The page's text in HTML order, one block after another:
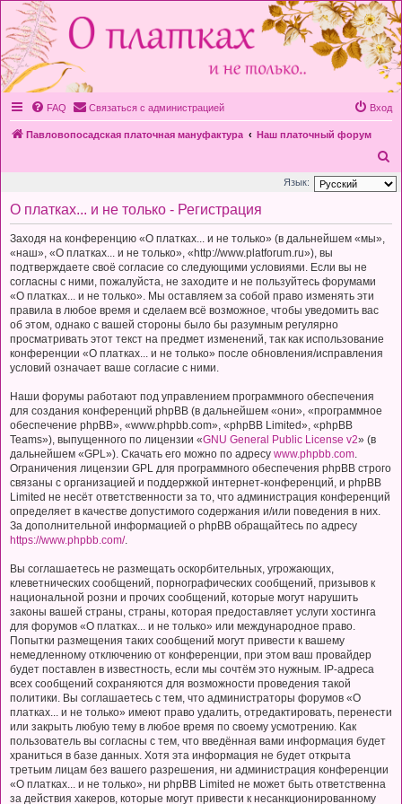
FAQ Связаться с администрацией Вход
Павловопосадская платочная мануфактура
Наш платочный форум
о
Язык:
О платках... и не только - Регистрация
Заходя на конференцию «О платках... и не только» (в дальнейшем «мы»,
«наш», «О платках... и не только», «http://www.platforum.ru»), вы
подтверждаете своё согласие со следующими условиями. Если вы не
согласны с ними, пожалуйста, не заходите и не пользуйтесь форумами
«О платках... и не только». Мы оставляем за собой право изменять эти
правила в любое время и сделаем всё возможное, чтобы уведомить вас
об этом, однако с вашей стороны было бы разумным регулярно
просматривать этот текст на предмет изменений, так как использование
конференции «О платках... и не только» после обновления/исправления
условий означает ваше согласие с ними.
Наши форумы работают под управлением программного обеспечения
для создания конференций phpBB (в дальнейшем «они», «программное
обеспечение phpBB», «www.phpbb.com», «phpBB Limited», «phpBB
Teams»), выпущенного по лицензии «GNU General Public License v2» (в
дальнейшем «GPL»). Скачать его можно по адресу www.phpbb.com
Ограничения лицензии GPL для программного обеспечения phpBB строго
связаны с организацией и поддержкой интернет-конференций, и phpBB
Limited не несёт ответственности за то, что администрация конференций
определяет в качестве допустимого содержания и/или поведения в них.
За дополнительной информацией о phpBB обращайтесь по адресу
https://www.phpbb.com/.
Вы соглашаетесь не размещать оскорбительных, угрожающих,
клеветнических сообщений, порнографических сообщений, призывов к
национальной розни и прочих сообщений, которые могут нарушить
законы вашей страны, страны, которая предоставляет услуги хостинга
для форумов «О платках... и не только» или международное право.
Попытки размещения таких сообщений могут привести к вашему
немедленному отключению от конференции, при этом ваш провайдер
будет поставлен в известность, если мы сочтём это нужным. IP-адреса
всех сообщений сохраняются для возможности проведения такой
политики. Вы соглашаетесь с тем, что администраторы форумов «О
платках... и не только» имеют право удалить, отредактировать, перенести
или закрыть любую тему в любое время по своему усмотрению. Как
пользователь вы согласны с тем, что введённая вами информация будет
храниться в базе данных. Хотя эта информация не будет открыта
третьим лицам без вашего разрешения, ни администрация конференции
«О платках... и не только», ни phpBB Limited не может быть ответственна
за действия хакеров, которые могут привести к несанкционированному